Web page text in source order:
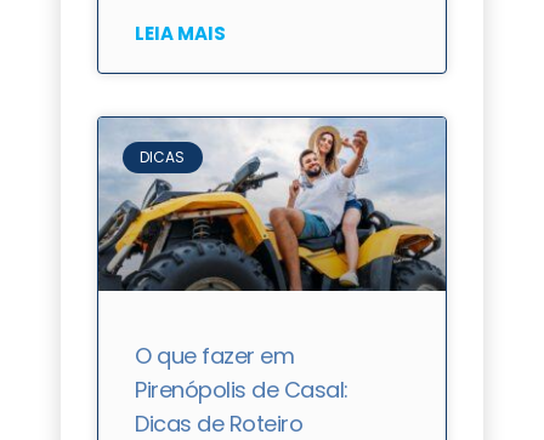
LEIA MAIS
DICAS
O que fazer em
Pirenópolis de Casal:
Dicas de Roteiro